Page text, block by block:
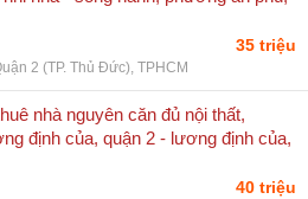
đức), tphcm
35 triệu
2 (TP. Thủ Đức), TPHCM
nhà nguyên căn đủ nội thất,
định của, quận 2 - lương định của,
khánh, quận 2 (tp. thủ đức), tphcm
40 triệu